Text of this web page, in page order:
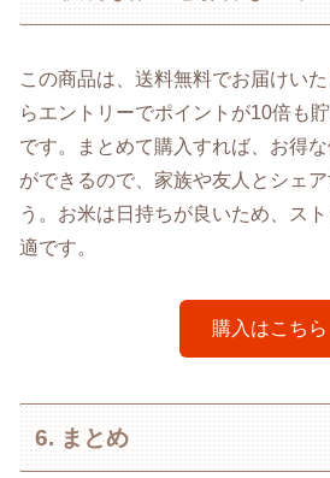
この商品は、送料無料でお届けい
らエントリーでポイントが10倍も
です。まとめて購入すれば、お得
ができるので、家族や友人とシェ
う。お米は日持ちが良いため、ス
適です。
購入はこちら
6. まとめ